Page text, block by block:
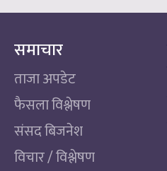
समाचार
ताजा अपडेट
फैसला विश्लेषण
संसद बिजनेश
विचार / विश्लेषण